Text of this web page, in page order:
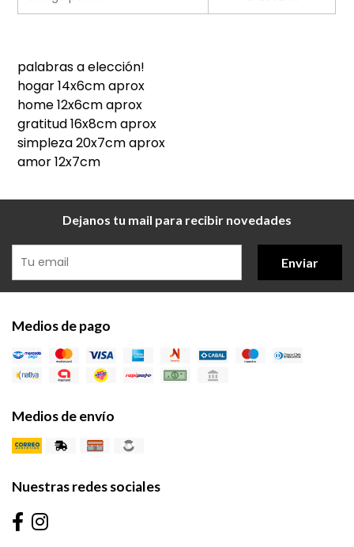
palabras a elección!
hogar 14x6cm aprox
home 12x6cm aprox
gratitud 16x8cm aprox
simpleza 20x7cm aprox
amor 12x7cm
Dejanos tu mail para recibir novedades
Enviar
Medios de pago
Medios de envío
Nuestras redes sociales